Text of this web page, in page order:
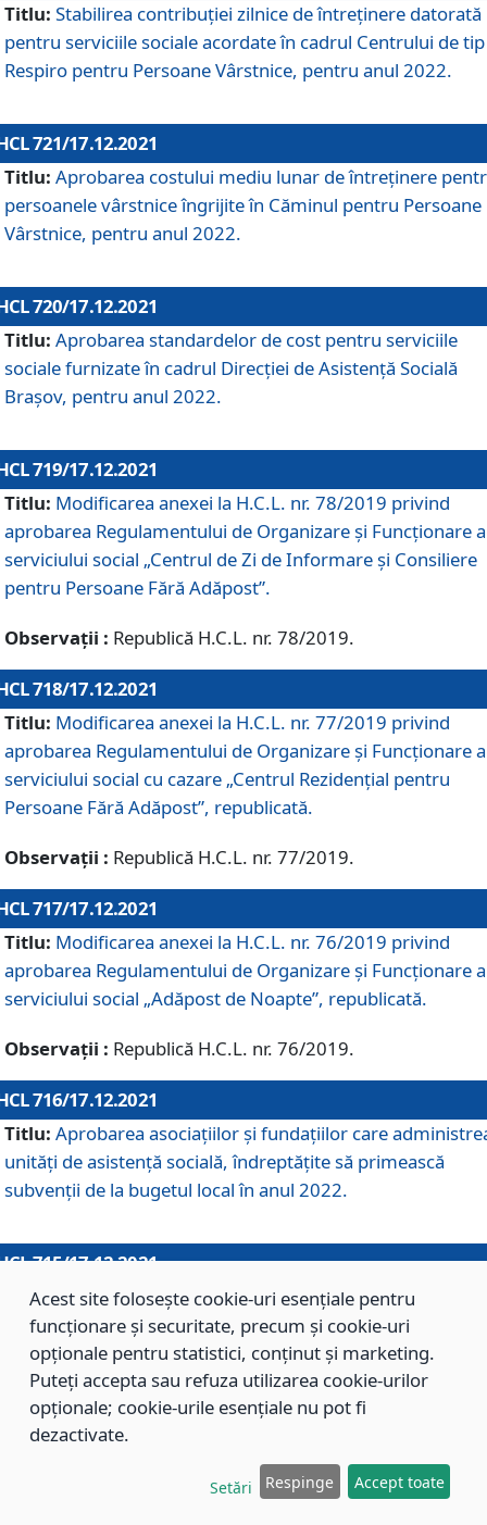
Titlu: Stabilirea contribuţiei zilnice de întreținere datorată
pentru serviciile sociale acordate în cadrul Centrului de tip
Respiro pentru Persoane Vârstnice, pentru anul 2022.
721/17.12.2021
Titlu: Aprobarea costului mediu lunar de întreţinere
persoanele vârstnice îngrijite în Căminul pentru Persoane
Vârstnice, pentru anul 2022.
720/17.12.2021
Titlu: Aprobarea standardelor de cost pentru serviciile
sociale furnizate în cadrul Direcției de Asistență Socială
Brașov, pentru anul 2022.
719/17.12.2021
Titlu: Modificarea anexei la H.C.L. nr. 78/2019 privind
aprobarea Regulamentului de Organizare și Funcționare
serviciului social „Centrul de Zi de Informare şi Consiliere
pentru Persoane Fără Adăpost”.
Observații : Republică H.C.L. nr. 78/2019.
718/17.12.2021
Titlu: Modificarea anexei la H.C.L. nr. 77/2019 privind
aprobarea Regulamentului de Organizare și Funcționare
serviciului social cu cazare „Centrul Rezidențial pentru
Persoane Fără Adăpost”, republicată.
Observații : Republică H.C.L. nr. 77/2019.
717/17.12.2021
Titlu: Modificarea anexei la H.C.L. nr. 76/2019 privind
aprobarea Regulamentului de Organizare şi Funcționare
serviciului social „Adăpost de Noapte”, republicată.
Observații : Republică H.C.L. nr. 76/2019.
716/17.12.2021
Titlu: Aprobarea asociaţiilor şi fundaţiilor care
unităţi de asistenţă socială, îndreptăţite să primească
subvenţii de la bugetul local în anul 2022.
715/17.12.2021
Titlu: Aprobarea Planului de acţiuni sau lucrări de interes
local pentru anul 2022.
714/17.12.2021
Titlu: Modificarea Anexei la H.C.L. nr. 709/2020 privind
aprobarea Regulamentului de Organizare şi Funcţionare
Direcţiei de Asistenţă Socială Braşov.
Acest site folosește cookie-uri esențiale pentru
funcționare și securitate, precum și cookie-uri
opționale pentru statistici, conținut și marketing.
Puteți accepta sau refuza utilizarea cookie-urilor
opționale; cookie-urile esențiale nu pot fi
dezactivate.
Setări Respinge Accept toate